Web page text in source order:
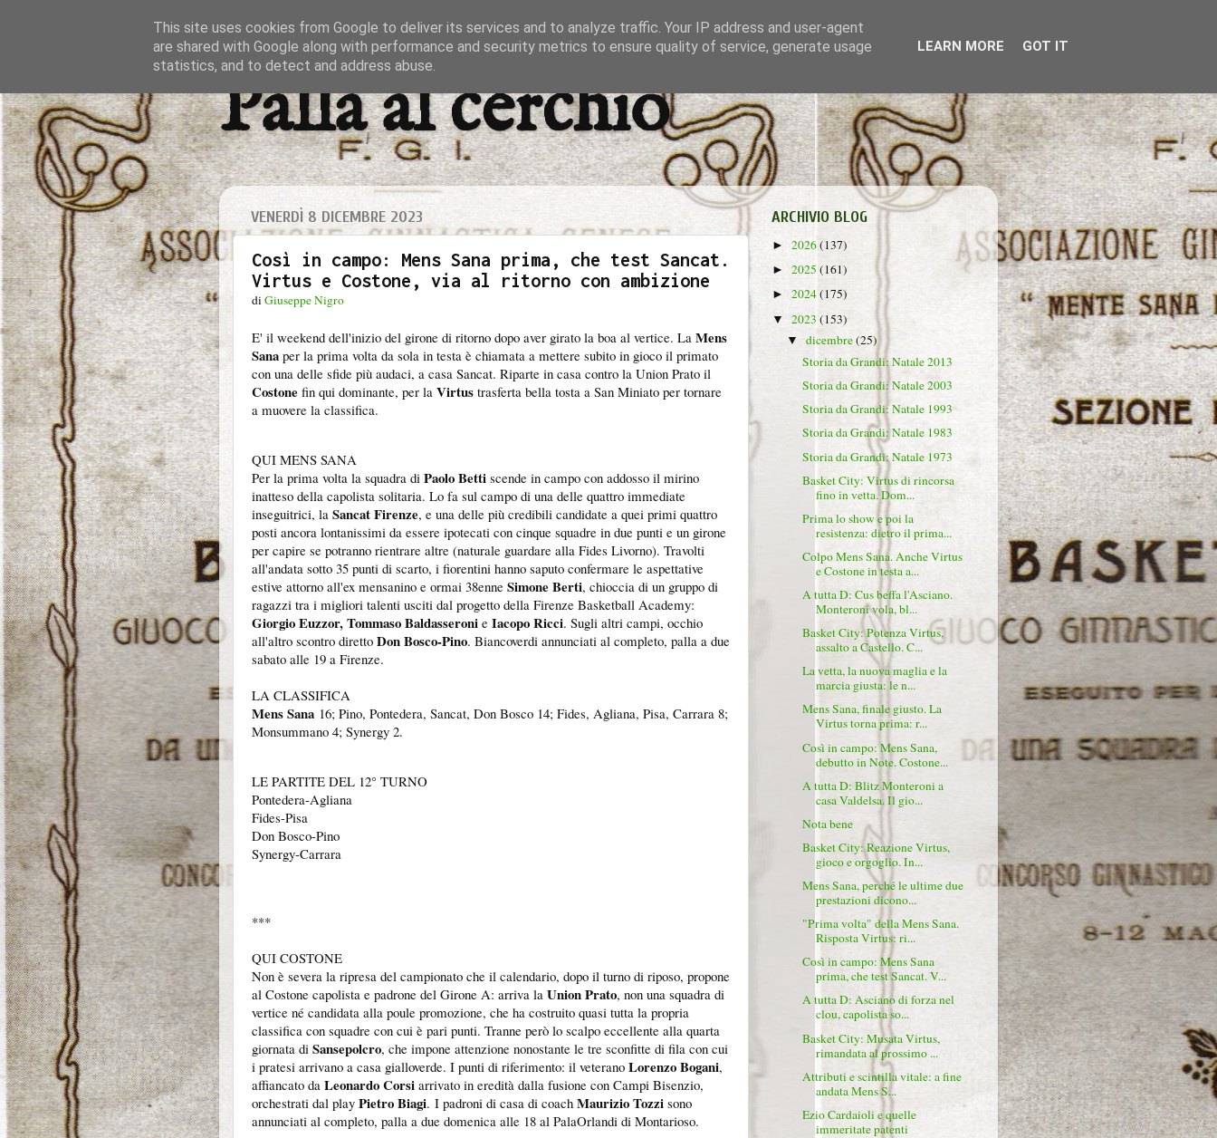
Palla al cerchio
VENERDÌ 8 DICEMBRE 2023
Così in campo: Mens Sana prima, che test Sancat.
Virtus e Costone, via al ritorno con ambizione
diGiuseppe Nigro
E' il weekend dell'inizio del girone di ritorno dopo aver girato la boa al vertice. La Mens
Sana per la prima volta da sola in testa è chiamata a mettere subito in gioco il primato
con una delle sfide più audaci, a casa Sancat. Riparte in casa contro la Union Prato il
Costone fin qui dominante, per la Virtus trasferta bella tosta a San Miniato per tornare
a muovere la classifica.
QUI MENS SANA
Per la prima volta la squadra di Paolo Betti scende in campo con addosso il mirino
inatteso della capolista solitaria. Lo fa sul campo di una delle quattro immediate
inseguitrici, la Sancat Firenze, e una delle più credibili candidate a quei primi quattro
posti ancora lontanissimi da essere ipotecati con cinque squadre in due punti e un girone
per capire se potranno rientrare altre (naturale guardare alla Fides Livorno). Travolti
all'andata sotto 35 punti di scarto, i fiorentini hanno saputo confermare le aspettative
estive attorno all'ex mensanino e ormai 38enne Simone Berti, chioccia di un gruppo di
ragazzi tra i migliori talenti usciti dal progetto della Firenze Basketball Academy:
Giorgio Euzzor, Tommaso Baldasseroni e Iacopo Ricci. Sugli altri campi, occhio
all'altro scontro diretto Don Bosco-Pino. Biancoverdi annunciati al completo, palla a due
sabato alle 19 a Firenze.
LA CLASSIFICA
Mens Sana 16; Pino, Pontedera, Sancat, Don Bosco 14; Fides, Agliana, Pisa, Carrara 8;
Monsummano 4; Synergy 2.
LE PARTITE DEL 12° TURNO
Pontedera-Agliana
Fides-Pisa
Don Bosco-Pino
Synergy-Carrara
***
QUI COSTONE
Non è severa la ripresa del campionato che il calendario, dopo il turno di riposo, propone
al Costone capolista e padrone del Girone A: arriva la Union Prato, non una squadra di
vertice né candidata alla poule promozione, che ha costruito quasi tutta la propria
classifica con squadre con cui è pari punti. Tranne però lo scalpo eccellente alla quarta
giornata di Sansepolcro, che impone attenzione nonostante le tre sconfitte di fila con cui
i pratesi arrivano a casa gialloverde. I punti di riferimento: il veterano Lorenzo Bogani,
affiancato da Leonardo Corsi arrivato in eredità dalla fusione con Campi Bisenzio,
orchestrati dal play Pietro Biagi. I padroni di casa di coach Maurizio Tozzi sono
annunciati al completo, palla a due domenica alle 18 al PalaOrlandi di Montarioso.
ARCHIVIO BLOG
► 2026(137)
► 2025 (161)
► 2024(175)
▼ 2023 (153)
▼dicembre(25)
Storia da Grandi: Natale 2013
Storia da Grandi: Natale 2003
Storia da Grandi: Natale 1993
Storia da Grandi: Natale 1983
Storia da Grandi: Natale 1973
Basket City: Virtus di rincorsa
fino in vetta. Dom...
Prima lo show e poi la
resistenza: dietro il prima...
Colpo Mens Sana. Anche Virtus
e Costone in testa a...
A tutta D: Cus beffa l'Asciano.
Monteroni vola, bl...
Basket City: Potenza Virtus,
assalto a Castello. C...
La vetta, la nuova maglia e la
marcia giusta: le n...
Mens Sana, finale giusto. La
Virtus torna prima: r...
Così in campo: Mens Sana,
debutto in Note. Costone...
A tutta D: Blitz Monteroni a
casa Valdelsa. Il gio...
Nota bene
Basket City: Reazione Virtus,
gioco e orgoglio. In...
Mens Sana, perché le ultime due
prestazioni dicono...
"Prima volta" della Mens Sana.
Risposta Virtus: ri...
Così in campo: Mens Sana
prima, che test Sancat. V...
A tutta D: Asciano di forza nel
clou, capolista so...
Basket City: Musata Virtus,
rimandata al prossimo ...
Attributi e scintilla vitale: a fine
andata Mens S...
Ezio Cardaioli e quelle
immeritate patenti
This site uses cookies from Google to deliver its services and to analyze traffic. Your IP address and user-agent
are shared with Google along with performance and security metrics to ensure quality of service, generate usage
statistics, and to detect and address abuse.
LEARN MORE GOT IT